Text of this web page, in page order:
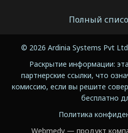
Полный
© 2026 Ardinia Systems Pvt
Раскрытие информации:
партнерские ссылки, что
комиссию, если вы решите
бесплатно
Политика
Webmedy — продукт